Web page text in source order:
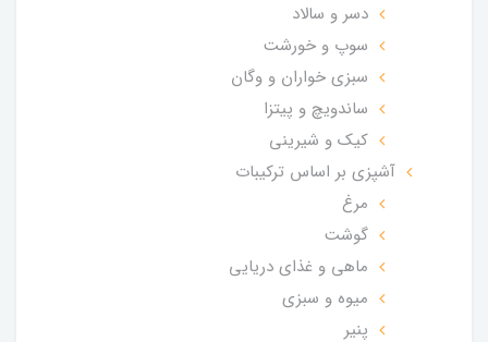
دسر و سالاد
سوپ و خورشت
سبزی خواران و وگان
ساندویچ و پیتزا
کیک و شیرینی
آشپزی بر اساس ترکیبات
مرغ
گوشت
ماهی و غذای دریایی
میوه و سبزی
پنیر